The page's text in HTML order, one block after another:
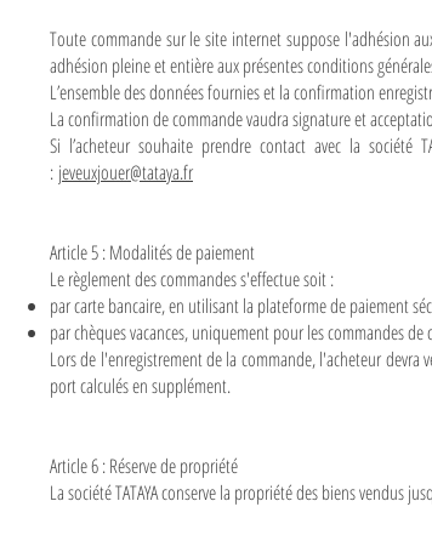
Toute commande sur le site internet suppose l'adhésion
adhésion pleine et entière aux présentes conditions
L’ensemble des données fournies et la confirmation
La confirmation de commande vaudra signature et
Si l’acheteur souhaite prendre contact avec la
: jeveuxjouer@tataya.fr
Article 5 : Modalités de paiement
Le règlement des commandes s'effectue soit :
par carte bancaire, en utilisant la plateforme de paiement
par chèques vacances, uniquement pour les commandes de
Lors de l'enregistrement de la commande, l'acheteur
port calculés en supplément.
Article 6 : Réserve de propriété
La société TATAYA conserve la propriété des biens vendus